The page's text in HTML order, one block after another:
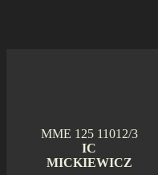
MME 125 11012/3
IC
MICKIEWICZ